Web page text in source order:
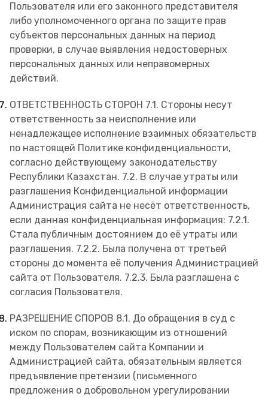
Пользователя или его законного представителя
либо уполномоченного органа по защите прав
субъектов персональных данных на период
проверки, в случае выявления недостоверных
персональных данных или неправомерных
действий.
ОТВЕТСТВЕННОСТЬ СТОРОН 7.1. Стороны несут
ответственность за неисполнение или
ненадлежащее исполнение взаимных обязательств
по настоящей Политике конфиденциальности,
согласно действующему законодательству
Республики Казахстан. 7.2. В случае утраты или
разглашения Конфиденциальной информации
Администрация сайта не несёт ответственность,
если данная конфиденциальная информация: 7.2.1.
Стала публичным достоянием до её утраты или
разглашения. 7.2.2. Была получена от третьей
стороны до момента её получения Администрацией
сайта от Пользователя. 7.2.3. Была разглашена с
согласия Пользователя.
РАЗРЕШЕНИЕ СПОРОВ 8.1. До обращения в суд с
иском по спорам, возникающим из отношений
между Пользователем сайта Компании и
Администрацией сайта, обязательным является
предъявление претензии (письменного
предложения о добровольном урегулировании